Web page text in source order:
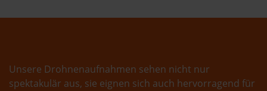
Unsere Drohnenaufnahmen sehen nicht nur
spektakulär aus, sie eignen sich auch hervorragend für